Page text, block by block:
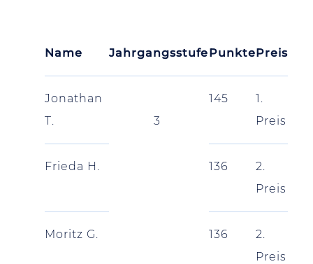
Name JahrgangsstufePunktePreis
Jonathan
T.
3
145
1.
Preis
Frieda H. 136
2.
Preis
Moritz G. 136
2.
Preis